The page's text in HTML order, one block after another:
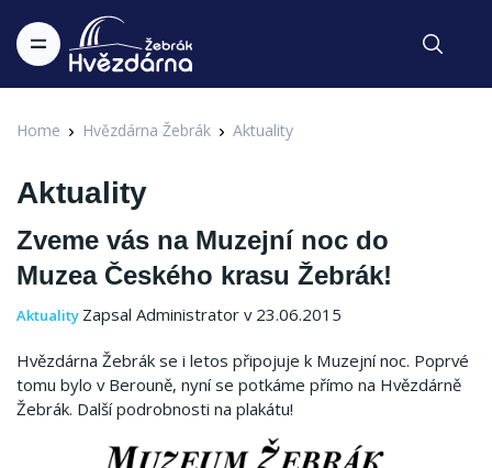
Home Hvězdárna Žebrák Aktuality
Aktuality
Zveme vás na Muzejní noc do
Muzea Českého krasu Žebrák!
Aktuality Zapsal Administrator v 23.06.2015
Hvězdárna Žebrák se i letos připojuje k Muzejní noc. Poprvé
tomu bylo v Berouně, nyní se potkáme přímo na Hvězdárně
Žebrák. Další podrobnosti na plakátu!